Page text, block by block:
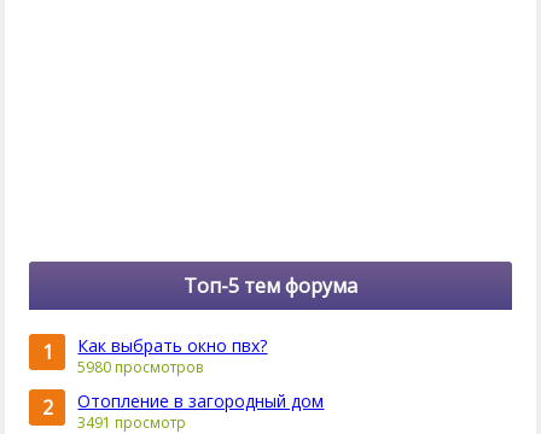
Топ-5 тем форума
1 Как выбрать окно пвх?
5980 просмотров
2 Отопление в загородный дом
3491 просмотр